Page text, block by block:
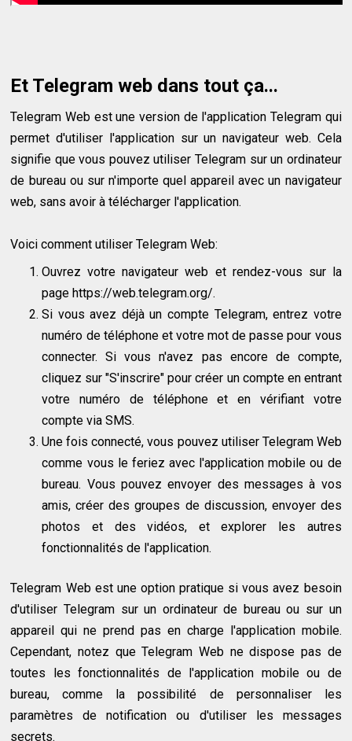
Et Telegram web dans tout ça...
Telegram Web est une version de l'application Telegram qui
permet d'utiliser l'application sur un navigateur web. Cela
signifie que vous pouvez utiliser Telegram sur un ordinateur
de bureau ou sur n'importe quel appareil avec un navigateur
web, sans avoir à télécharger l'application.
Voici comment utiliser Telegram Web:
Ouvrez votre navigateur web et rendez-vous sur la
page https://web.telegram.org/.
Si vous avez déjà un compte Telegram, entrez votre
numéro de téléphone et votre mot de passe pour vous
connecter. Si vous n'avez pas encore de compte,
cliquez sur "S'inscrire" pour créer un compte en entrant
votre numéro de téléphone et en vérifiant votre
compte via SMS.
Une fois connecté, vous pouvez utiliser Telegram Web
comme vous le feriez avec l'application mobile ou de
bureau. Vous pouvez envoyer des messages à vos
amis, créer des groupes de discussion, envoyer des
photos et des vidéos, et explorer les autres
fonctionnalités de l'application.
Telegram Web est une option pratique si vous avez besoin
d'utiliser Telegram sur un ordinateur de bureau ou sur un
appareil qui ne prend pas en charge l'application mobile.
Cependant, notez que Telegram Web ne dispose pas de
toutes les fonctionnalités de l'application mobile ou de
bureau, comme la possibilité de personnaliser les
paramètres de notification ou d'utiliser les messages
secrets.